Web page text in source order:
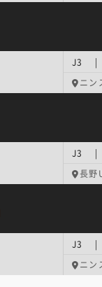
J3 |
ニン
J3 |
長野
J3 |
ニン